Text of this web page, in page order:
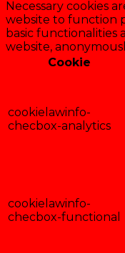
Necessary cookies
website to function
basic functionalities
website,
Cookie
cookielawinfo-
checbox-analytics
cookielawinfo-
checbox-functional